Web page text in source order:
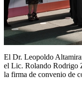
El Dr. Leopoldo
el Lic. Rolando Rodrigo
la firma de convenio de